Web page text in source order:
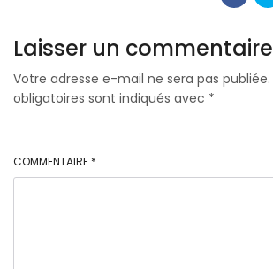
Laisser un commentaire
Votre adresse e-mail ne sera pas publiée.
obligatoires sont indiqués avec *
COMMENTAIRE *